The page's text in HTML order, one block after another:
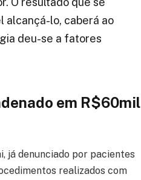
alcançá-lo, caberá ao
deu-se a fatores
em R$60mil
já denunciado por pacientes
realizados com